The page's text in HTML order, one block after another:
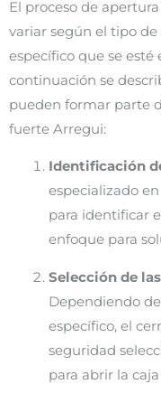
El proceso de
variar según el tipo
específico que se
continuación se
pueden formar parte
fuerte Arregui:
Identificación
especializado
para identificar
enfoque para
Selección de
Dependiendo
específico, el
seguridad
para abrir la